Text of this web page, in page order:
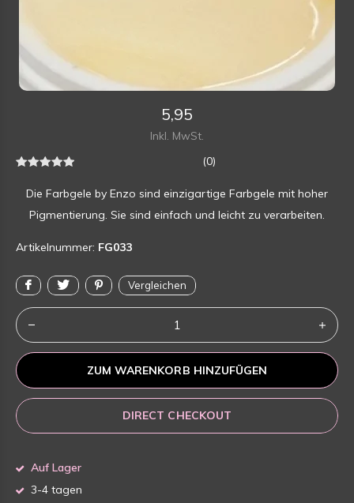
5,95
Inkl. MwSt.
(0)
Die Farbgele by Enzo sind einzigartige Farbgele mit hoher
Pigmentierung. Sie sind einfach und leicht zu verarbeiten.
Artikelnummer: FG033
Vergleichen
ZUM WARENKORB HINZUFÜGEN
DIRECT CHECKOUT
Auf Lager
3-4 tagen